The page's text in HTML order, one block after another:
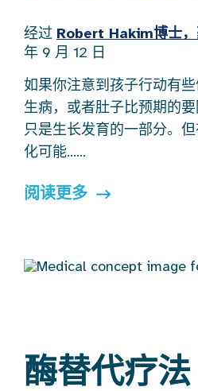
经过 Robert Hakim博士，
年 9 月 12 日
如果你注意到孩子行动有
生病，或者肚子比预期的
只是生长发育的一部分。
化可能……
阅读更多
酶替代疗法